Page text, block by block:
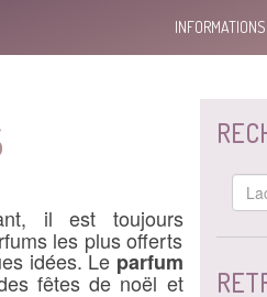
il est toujours
les plus offerts
idées. Le parfum
fêtes de noël et